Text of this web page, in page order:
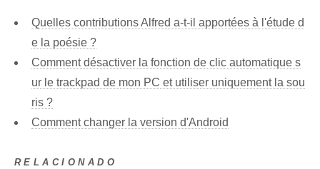
Quelles contributions Alfred a-t-il apportées à l'étude d
e la poésie ?
Comment désactiver la fonction de clic automatique s
ur le trackpad de mon PC et utiliser uniquement la sou
ris ?
Comment changer la version d'Android
RELACIONADO